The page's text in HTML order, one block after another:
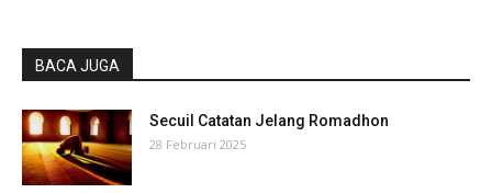
BACA JUGA
Secuil Catatan Jelang Romadhon
28 Februari 2025